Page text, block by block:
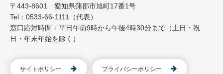
〒443-8601 愛知県蒲郡市旭町17番1号
Tel：0533-66-1111（代表）
窓口応対時間：平日午前9時から午後4時30分まで（土日・祝
日・年末年始を除く）
サイトポリシー プライバシーポリシー